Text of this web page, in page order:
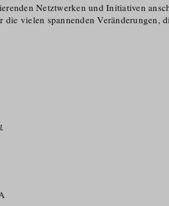
Netztwerken und Initiativen
vielen spannenden Veränderungen,